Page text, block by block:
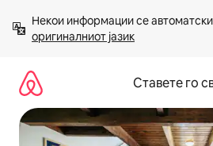
содржина
Некои информации се
оригиналниот јазик
Ставете го